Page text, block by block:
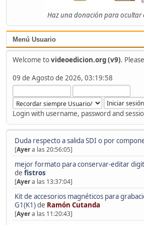
Haz una donación para ocultar
Menú Usuario
Welcome tovideoedicion.org (v9). Please
09 de Agosto de 2026, 03:19:58
Login with username, password and
Duda respecto a salida SDI o por
[Ayera las 20:56:05]
mejor formato para conservar-editar
de fistros
[Ayera las 13:37:04]
Kit de accesorios magnéticos para
G1(K1)de Ramón Cutanda
[Ayera las 11:20:43]